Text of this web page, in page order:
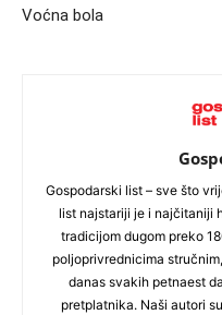
Voćna bola
Gospodarski list – sve što
list najstariji je i najčitaniji
tradicijom dugom preko
poljoprivrednicima
danas svakih petnaest
pretplatnika. Naši autori